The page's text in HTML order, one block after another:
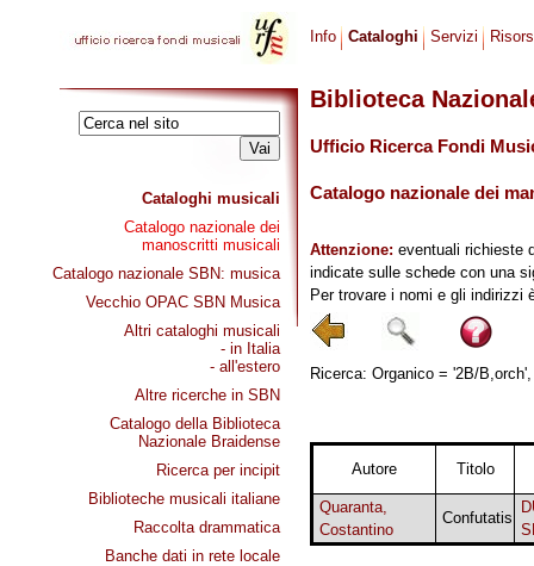
Cataloghi musicali
Catalogo nazionale dei
manoscritti musicali
Catalogo nazionale SBN: musica
Vecchio OPAC SBN Musica
Altri cataloghi musicali
- in Italia
- all'estero
Altre ricerche in SBN
Catalogo della Biblioteca
Nazionale Braidense
Ricerca per incipit
Biblioteche musicali italiane
Raccolta drammatica
Banche dati in rete locale
Info Cataloghi Servizi
Biblioteca
Ufficio Ricerca Fondi
Catalogo nazionale dei
Attenzione: eventuali richieste
indicate sulle schede con una
Per trovare i nomi e gli indirizzi
Ricerca: Organico = '2B/
Autore Titolo
Quaranta,
Costantino
Confutatis